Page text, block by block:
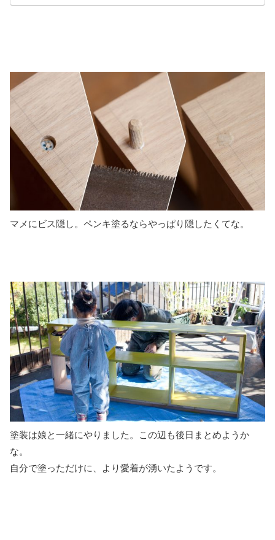
マメにビス隠し。ペンキ塗るならやっぱり隠したくてな。
塗装は娘と一緒にやりました。この辺も後日まとめようか
な。
自分で塗っただけに、より愛着が湧いたようです。